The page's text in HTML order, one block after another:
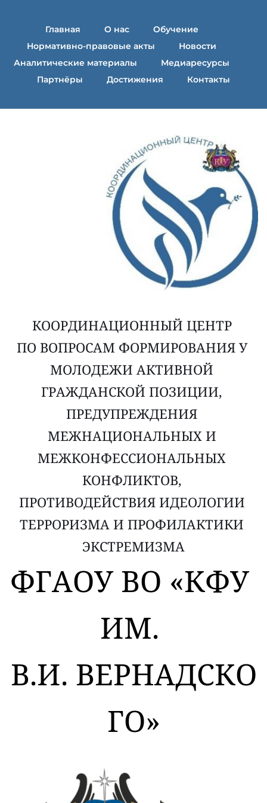
Главная О нас
Обучение
Нормативно-правовые акты
Новости
Аналитические материалы
Медиаресурсы
Партнёры
Достижения Контакты
КООРДИНАЦИОННЫЙ ЦЕНТР
ПО ВОПРОСАМ ФОРМИРОВАНИЯ У
МОЛОДЕЖИ АКТИВНОЙ
ГРАЖДАНСКОЙ ПОЗИЦИИ,
ПРЕДУПРЕЖДЕНИЯ
МЕЖНАЦИОНАЛЬНЫХ И
МЕЖКОНФЕССИОНАЛЬНЫХ
КОНФЛИКТОВ,
ПРОТИВОДЕЙСТВИЯ ИДЕОЛОГИИ
ТЕРРОРИЗМА И ПРОФИЛАКТИКИ
ЭКСТРЕМИЗМА
ФГАОУ ВО «КФУ
ИМ.
В.И. ВЕРНАДСКО
ГО»